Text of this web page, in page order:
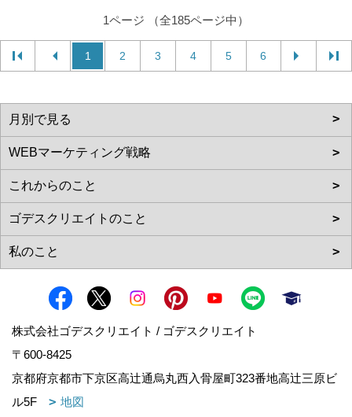
1ページ （全185ページ中）
1 2 3 4 5 6
株式会社ゴデスクリエイト / ゴデスクリエイト
〒600-8425
京都府京都市下京区高辻通烏丸西入骨屋町323番地高辻三原ビ
ル5F
地図